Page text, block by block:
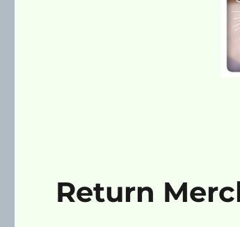
Return